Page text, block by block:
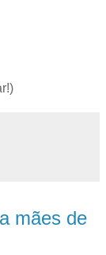
mães de